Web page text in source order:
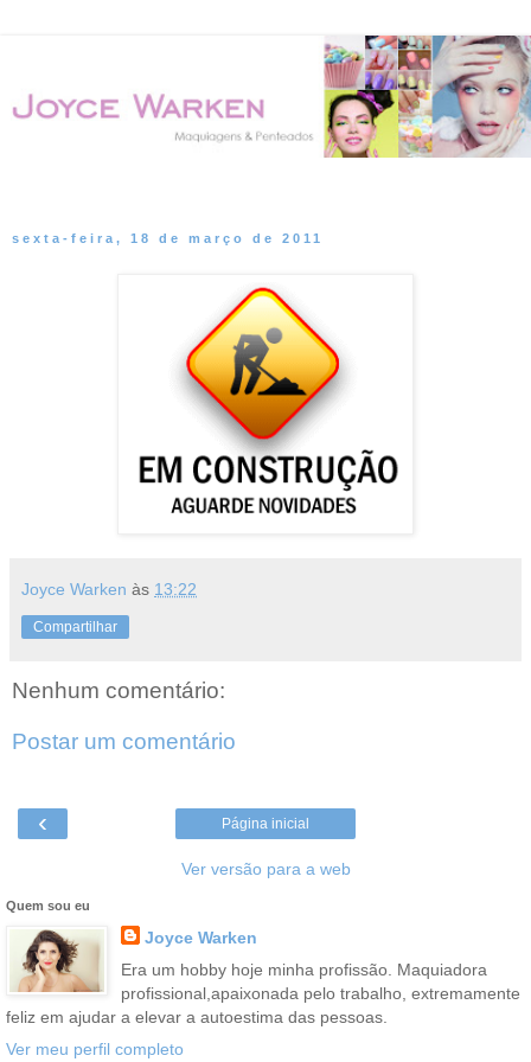
sexta-feira, 18 de março de 2011
Joyce Warken às 13:22
Compartilhar
Nenhum comentário:
Postar um comentário
‹ Página inicial
Ver versão para a web
Quem sou eu
Joyce Warken
Era um hobby hoje minha profissão. Maquiadora
profissional,apaixonada pelo trabalho, extremamente
feliz em ajudar a elevar a autoestima das pessoas.
Ver meu perfil completo